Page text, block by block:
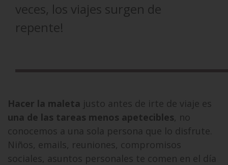
veces, los viajes surgen de
repente!
Hacer la maleta justo antes de irte de viaje es
una de las tareas menos apetecibles, no
conocemos a una sola persona que lo disfrute.
Niños, emails, reuniones, compromisos
sociales, asuntos personales te comen en el día